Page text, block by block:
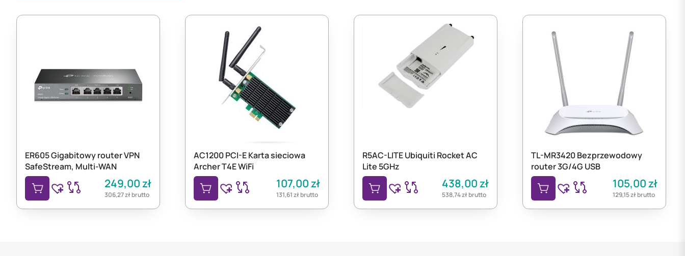
ER605 Gigabitowy router VPN
SafeStream, Multi-WAN
249,00zł
306,27złbrutto
AC1200 PCI-E Karta sieciowa
Archer T4E WiFi
107,00zł
131,61złbrutto
R5AC-LITE Ubiquiti Rocket AC
Lite 5GHz
438,00zł
538,74złbrutto
TL-MR3420 Bezprzewodowy
router 3G/4G USB
105,00zł
129,15złbrutto